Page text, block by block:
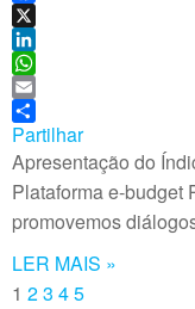
F
a
c
e
b
o
o
k
X
L
i
n
k
e
d
I
n
W
h
a
t
s
A
p
p
E
m
a
i
l
Partilhar
Apresentação do
Plataforma e-budget
promovemos
LER MAIS »
1 23 45